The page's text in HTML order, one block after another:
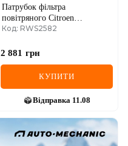
Патрубок фільтра
повітряного Citroen
Berlingo/Jumpy 1.6HDi 04- (к-
Код: RWS2582
2 881 грн
КУПИТИ
Відправка 11.08